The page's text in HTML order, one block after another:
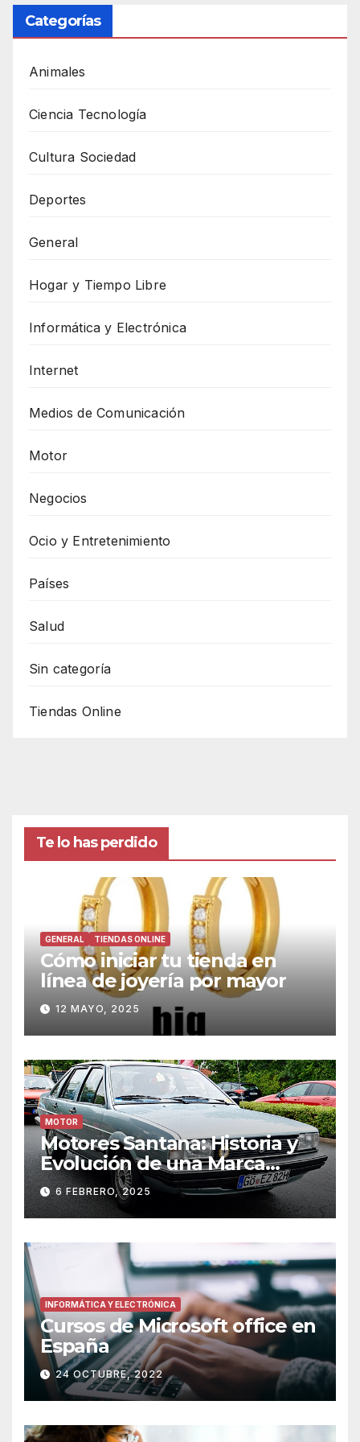
Categorías
Animales
Ciencia Tecnología
Cultura Sociedad
Deportes
General
Hogar y Tiempo Libre
Informática y Electrónica
Internet
Medios de Comunicación
Motor
Negocios
Ocio y Entretenimiento
Países
Salud
Sin categoría
Tiendas Online
Te lo has perdido
GENERAL TIENDAS ONLINE
Cómo iniciar tu tienda en
línea de joyería por mayor
12 MAYO, 2025
MOTOR
Motores Santana: Historia y
Evolución de una Marca
Icónica
6 FEBRERO, 2025
INFORMÁTICA Y ELECTRÓNICA
Cursos de Microsoft office en
España
24 OCTUBRE, 2022